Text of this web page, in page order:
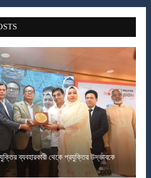
ব্যবহারকারী থেকে প্রযুক্তির উদ্ভাবকে